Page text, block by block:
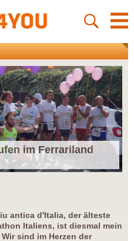
im Ferrariland
antica d'Italia, der älteste
Italiens, ist diesmal mein
sind im Herzen der